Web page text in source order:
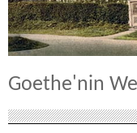
Goethe'nin